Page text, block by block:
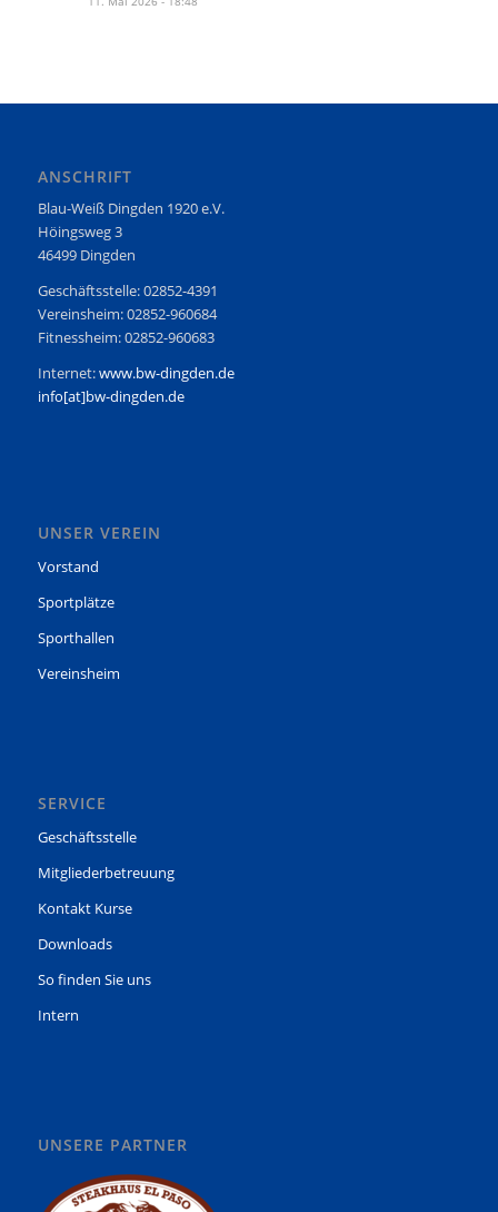
ANSCHRIFT
Blau-Weiß Dingden 1920 e.V.
Höingsweg 3
46499 Dingden
Geschäftsstelle: 02852-4391
Vereinsheim: 02852-960684
Fitnessheim: 02852-960683
Internet:www.bw-dingden.de
info[at]bw-dingden.de
UNSER VEREIN
Vorstand
Sportplätze
Sporthallen
Vereinsheim
SERVICE
Geschäftsstelle
Mitgliederbetreuung
Kontakt Kurse
Downloads
So finden Sie uns
Intern
UNSERE PARTNER